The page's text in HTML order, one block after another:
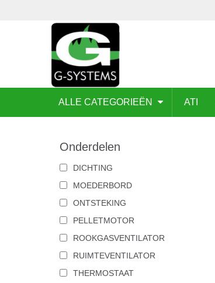
ALLE CATEGORIEËN ATI
Onderdelen
DICHTING
MOEDERBORD
ONTSTEKING
PELLETMOTOR
ROOKGASVENTILATOR
RUIMTEVENTILATOR
THERMOSTAAT